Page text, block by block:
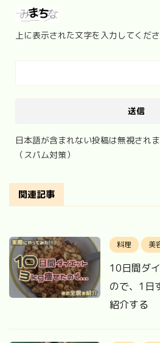
上に表示された文字を入力してくださ
日本語が含まれない投稿は無視され
（スパム対策）
関連記事
料理 美
10日間ダ
ので、1日
紹介する